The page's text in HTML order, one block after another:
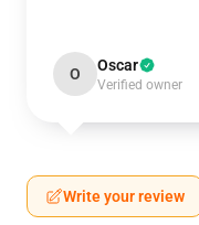
O Oscar
Verified owner
Write your review